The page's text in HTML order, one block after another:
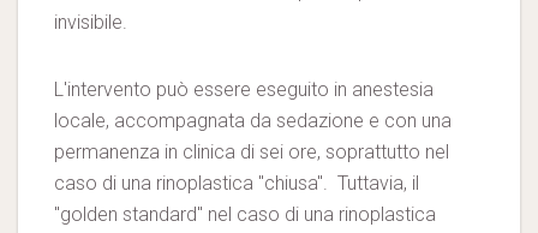
invisibile.
L'intervento può essere eseguito in anestesia
locale, accompagnata da sedazione e con una
permanenza in clinica di sei ore, soprattutto nel
caso di una rinoplastica "chiusa". Tuttavia, il
"golden standard" nel caso di una rinoplastica